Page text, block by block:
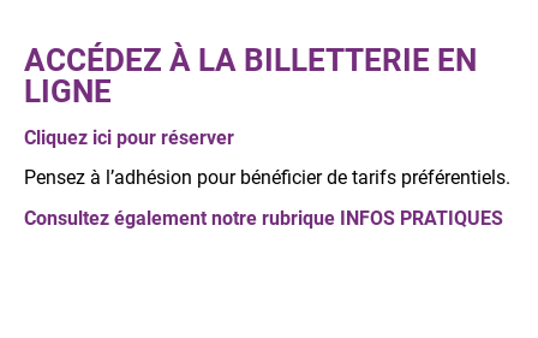
ACCÉDEZ À LA BILLETTERIE EN
LIGNE
Cliquez ici pour réserver
Pensez à l’adhésion pour bénéficier de tarifs préférentiels.
Consultez également notre rubrique INFOS PRATIQUES